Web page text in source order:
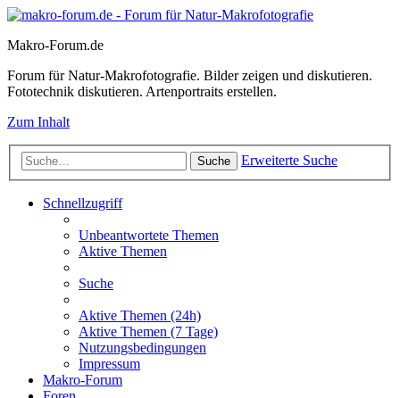
Makro-Forum.de
Forum für Natur-Makrofotografie. Bilder zeigen und diskutieren.
Fototechnik diskutieren. Artenportraits erstellen.
Zum Inhalt
Suche Erweiterte Suche
Schnellzugriff
Unbeantwortete Themen
Aktive Themen
Suche
Aktive Themen (24h)
Aktive Themen (7 Tage)
Nutzungsbedingungen
Impressum
Makro-Forum